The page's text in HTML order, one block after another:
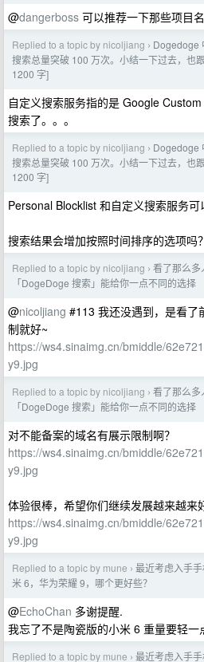
@dangerboss 可以推荐一下那些项目
Replied to a topic by nicoljiang › Dogedoge
搜索总量突破 100 万次。小结一下过去，也
1200 字]
自定义搜索服务指的是 Google
搜索了。。。
Replied to a topic by nicoljiang › Dogedoge
搜索总量突破 100 万次。小结一下过去，也
1200 字]
Personal Blocklist 和自定义搜索服务可
搜索结果会增加按照时间排序的选项吗？
Replied to a topic by nicoljiang › 看了那么多
「DogeDoge 搜索」能给你一点不同的选择
@nicoljiang #113 我还没遇到，是看了
制就好~
https://ws4.sinaimg.cn/bmiddle/
y9.jpg
Replied to a topic by nicoljiang › 看了那么多
「DogeDoge 搜索」能给你一点不同的选择
对不能备案的域名有展示限制啊？
https://ws4.sinaimg.cn/bmiddle/
y9.jpg
体验很棒，希望你们继续发展越来越来
https://ws4.sinaimg.cn/bmiddle/
y9.jpg
Replied to a topic by mune › 最近考虑入手
米 6，华为荣耀 9，哪个更好些？
@EchoChan 多谢提醒.
我忘了不是陶瓷版的小米 6 重量要轻
Replied to a topic by mune › 最近考虑入手